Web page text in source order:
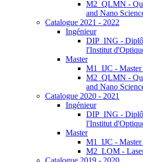
M2_QLMN -
and Nano
Catalogue 2021 - 2022
Ingénieur
DIP_ING -
l'Institut
Master
M1_IJC -
M2_QLMN -
and Nano
Catalogue 2020 - 2021
Ingénieur
DIP_ING -
l'Institut
Master
M1_IJC -
M2_LOM -
Catalogue 2019 - 2020